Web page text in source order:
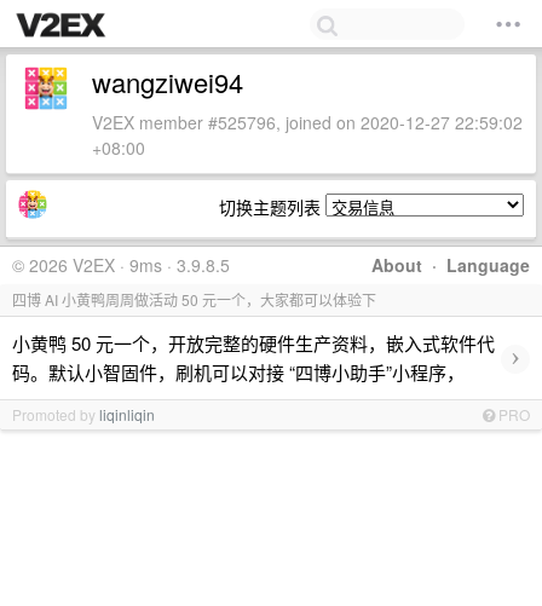
wangziwei94
V2EX member #525796, joined on 2020-12-27 22:59:02
+08:00
切换主题列表
About · Language
© 2026 V2EX · 9ms · 3.9.8.5
四博 AI 小黄鸭周周做活动 50 元一个，大家都可以体验下
小黄鸭 50 元一个，开放完整的硬件生产资料，嵌入式软件代
码。默认小智固件，刷机可以对接 “四博小助手”小程序，
›
Promoted byliqinliqin PRO